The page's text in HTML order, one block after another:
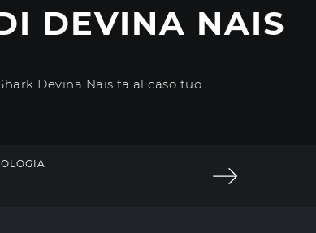
DEVINA NAIS
Devina Nais fa al caso tuo.